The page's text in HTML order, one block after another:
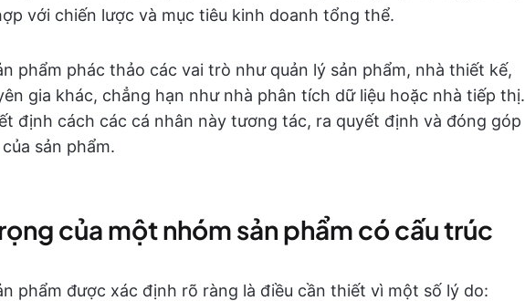
với chiến lược và mục tiêu kinh doanh tổng thể.
phẩm phác thảo các vai trò như quản lý sản phẩm, nhà thiết kế,
gia khác, chẳng hạn như nhà phân tích dữ liệu hoặc nhà tiếp thị.
định cách các cá nhân này tương tác, ra quyết định và đóng góp
sản phẩm.
của một nhóm sản phẩm có cấu trúc
phẩm được xác định rõ ràng là điều cần thiết vì một số lý do: